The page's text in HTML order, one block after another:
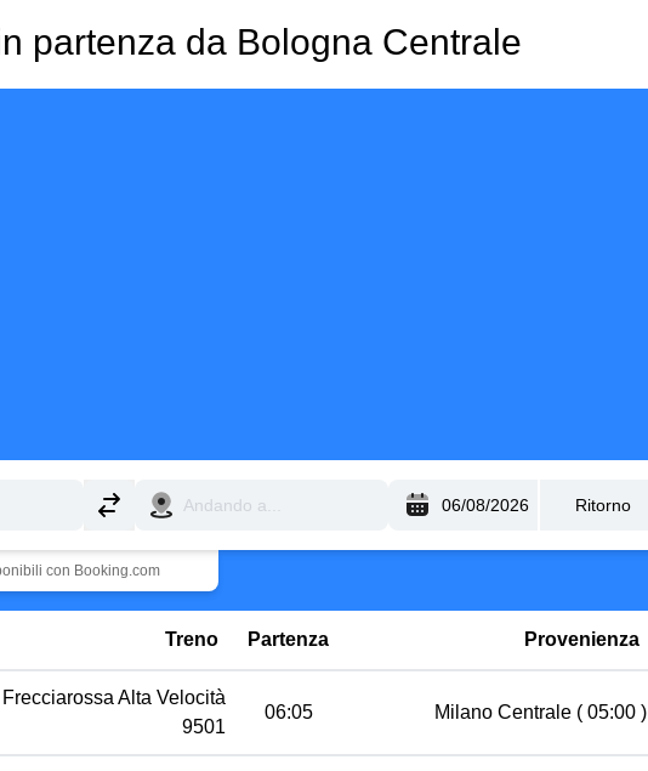
partenza da Bologna Centrale
con Booking.com
Treno Partenza Provenienza
Alta Velocità
9501
06:05 Milano Centrale ( 05:00 )